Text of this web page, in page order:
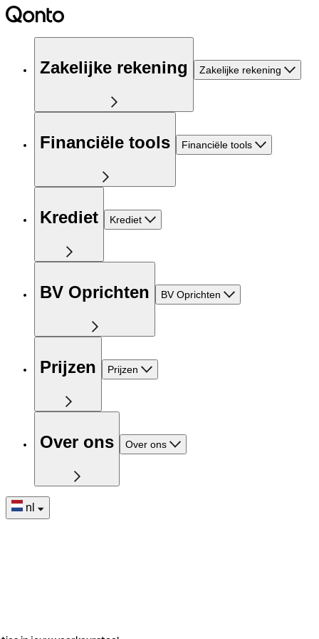
Zakelijke rekening Zakelijke rekening
Financiële tools Financiële tools
Krediet Krediet
BV Oprichten BV Oprichten
Prijzen Prijzen
Over ons Over ons
nl